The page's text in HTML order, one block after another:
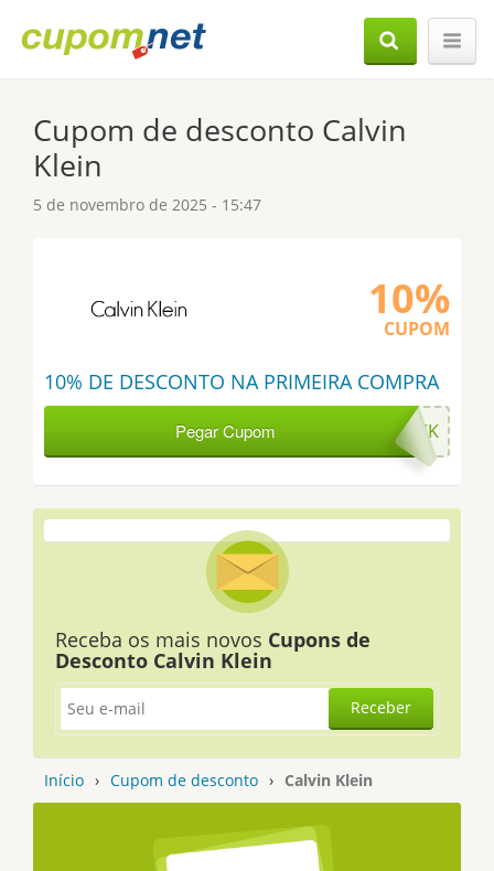
Cupom de desconto Calvin
Klein
5 de novembro de 2025 - 15:47
10%
CUPOM
10% DE DESCONTO NA PRIMEIRA COMPRA
Pegar Cupom WELCOMECK
Receba os mais novos Cupons de
Desconto Calvin Klein
Receber
Início › Cupom de desconto › Calvin Klein